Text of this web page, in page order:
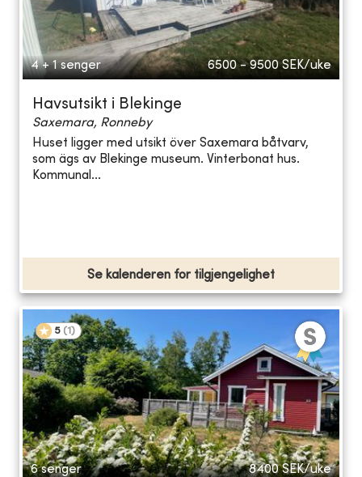
4 + 1 senger 6500 - 9500 SEK/uke
Havsutsikt i Blekinge
Saxemara, Ronneby
Huset ligger med utsikt över Saxemara båtvarv,
som ägs av Blekinge museum. Vinterbonat hus.
Kommunal...
Se kalenderen for tilgjengelighet
5 (1 )
6 senger 8400 SEK/uke